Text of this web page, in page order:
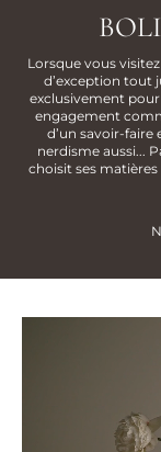
Lorsque vous
d’exception tout
exclusivement
engagement
d’un savoir-
nerdisme aussi...
choisit ses